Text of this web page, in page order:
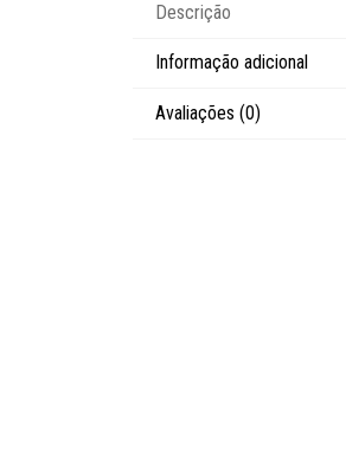
Descrição
Informação adicional
Avaliações (0)